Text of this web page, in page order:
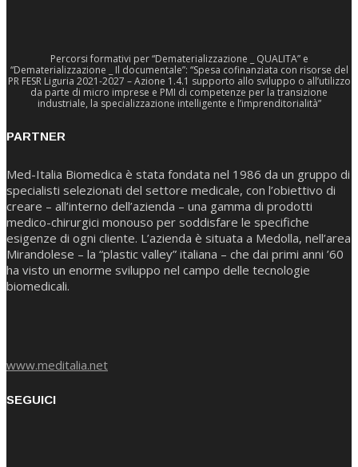
Percorsi formativi per “Dematerializzazione _ QUALITA” e
“Dematerializzazione _ Il documentale”: “Spesa cofinanziata con risorse del
PR FESR Liguria 2021-2027 – Azione 1.4.1 supporto allo sviluppo o all’utilizzo
da parte di micro imprese e PMI di competenze per la transizione
industriale, la specializzazione intelligente e l’imprenditorialità”
PARTNER
Med-Italia Biomedica è stata fondata nel 1986 da un gruppo di
specialisti selezionati del settore medicale, con l’obiettivo di
creare – all’interno dell’azienda – una gamma di prodotti
medico-chirurgici monouso per soddisfare le specifiche
esigenze di ogni cliente. L’azienda è situata a Medolla, nell’area
Mirandolese – la “plastic valley” italiana – che dai primi anni ’60
ha visto un enorme sviluppo nel campo delle tecnologie
biomedicali.
www.meditalia.net
SEGUICI